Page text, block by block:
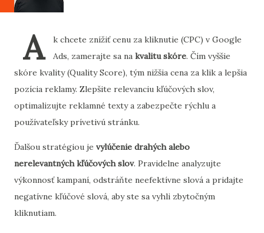
A
k chcete znížiť cenu za kliknutie (CPC) v Google
Ads, zamerajte sa na kvalitu skóre. Čím vyššie
skóre kvality (Quality Score), tým nižšia cena za klik a lepšia
pozícia reklamy. Zlepšite relevanciu kľúčových slov,
optimalizujte reklamné texty a zabezpečte rýchlu a
používateľsky prívetivú stránku.
Ďalšou stratégiou je vylúčenie drahých alebo
nerelevantných kľúčových slov. Pravidelne analyzujte
výkonnosť kampaní, odstráňte neefektívne slová a pridajte
negatívne kľúčové slová, aby ste sa vyhli zbytočným
kliknutiam.